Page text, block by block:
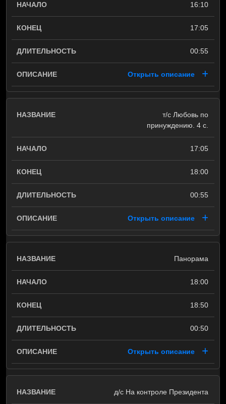
16:10
17:05
00:55
Открыть описание
т/с Любовь по
принуждению. 4 с.
17:05
18:00
00:55
Открыть описание
Панорама
18:00
18:50
00:50
Открыть описание
д/с На контроле Президента